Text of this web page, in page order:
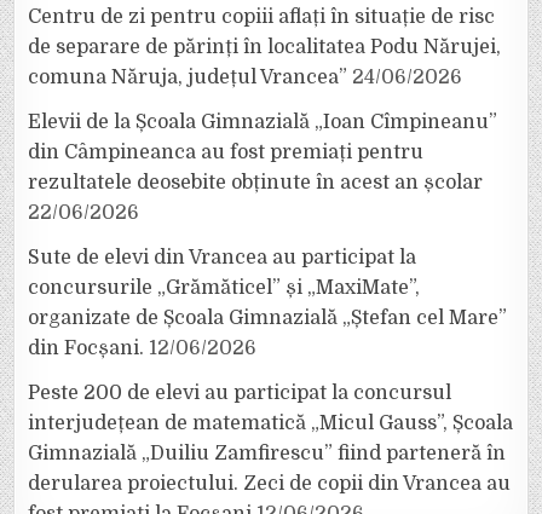
Centru de zi pentru copiii aflați în situație de risc
de separare de părinți în localitatea Podu Nărujei,
comuna Năruja, județul Vrancea” 24/06/2026
Elevii de la Școala Gimnazială „Ioan Cîmpineanu”
din Câmpineanca au fost premiați pentru
rezultatele deosebite obținute în acest an școlar
22/06/2026
Sute de elevi din Vrancea au participat la
concursurile „Grămăticel” și „MaxiMate”,
organizate de Școala Gimnazială „Ștefan cel Mare”
din Focșani. 12/06/2026
Peste 200 de elevi au participat la concursul
interjudețean de matematică „Micul Gauss”, Școala
Gimnazială „Duiliu Zamfirescu” fiind parteneră în
derularea proiectului. Zeci de copii din Vrancea au